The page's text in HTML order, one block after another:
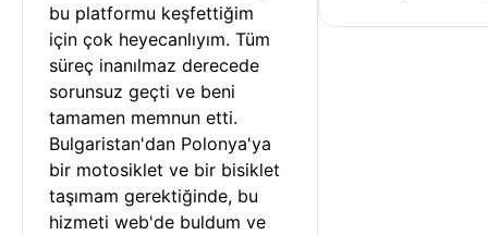
bu platformu keşfettiğim
için çok heyecanlıyım. Tüm
süreç inanılmaz derecede
sorunsuz geçti ve beni
tamamen memnun etti.
Bulgaristan'dan Polonya'ya
bir motosiklet ve bir bisiklet
taşımam gerektiğinde, bu
hizmeti web'de buldum ve